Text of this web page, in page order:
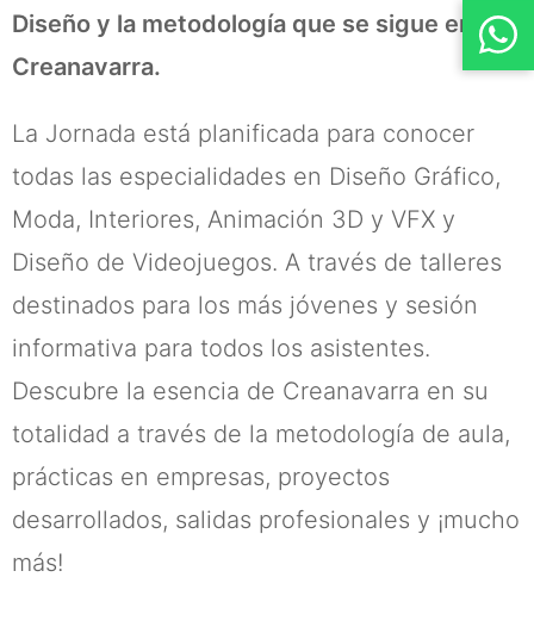
Diseño y la metodología que se sigue en
Creanavarra.
La Jornada está planificada para conocer
todas las especialidades en Diseño Gráfico,
Moda, Interiores, Animación 3D y VFX y
Diseño de Videojuegos. A través de talleres
destinados para los más jóvenes y sesión
informativa para todos los asistentes.
Descubre la esencia de Creanavarra en su
totalidad a través de la metodología de aula,
prácticas en empresas, proyectos
desarrollados, salidas profesionales y ¡mucho
más!